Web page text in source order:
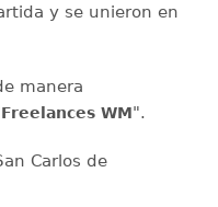
y se unieron en
manera
Freelances WM".
Carlos de